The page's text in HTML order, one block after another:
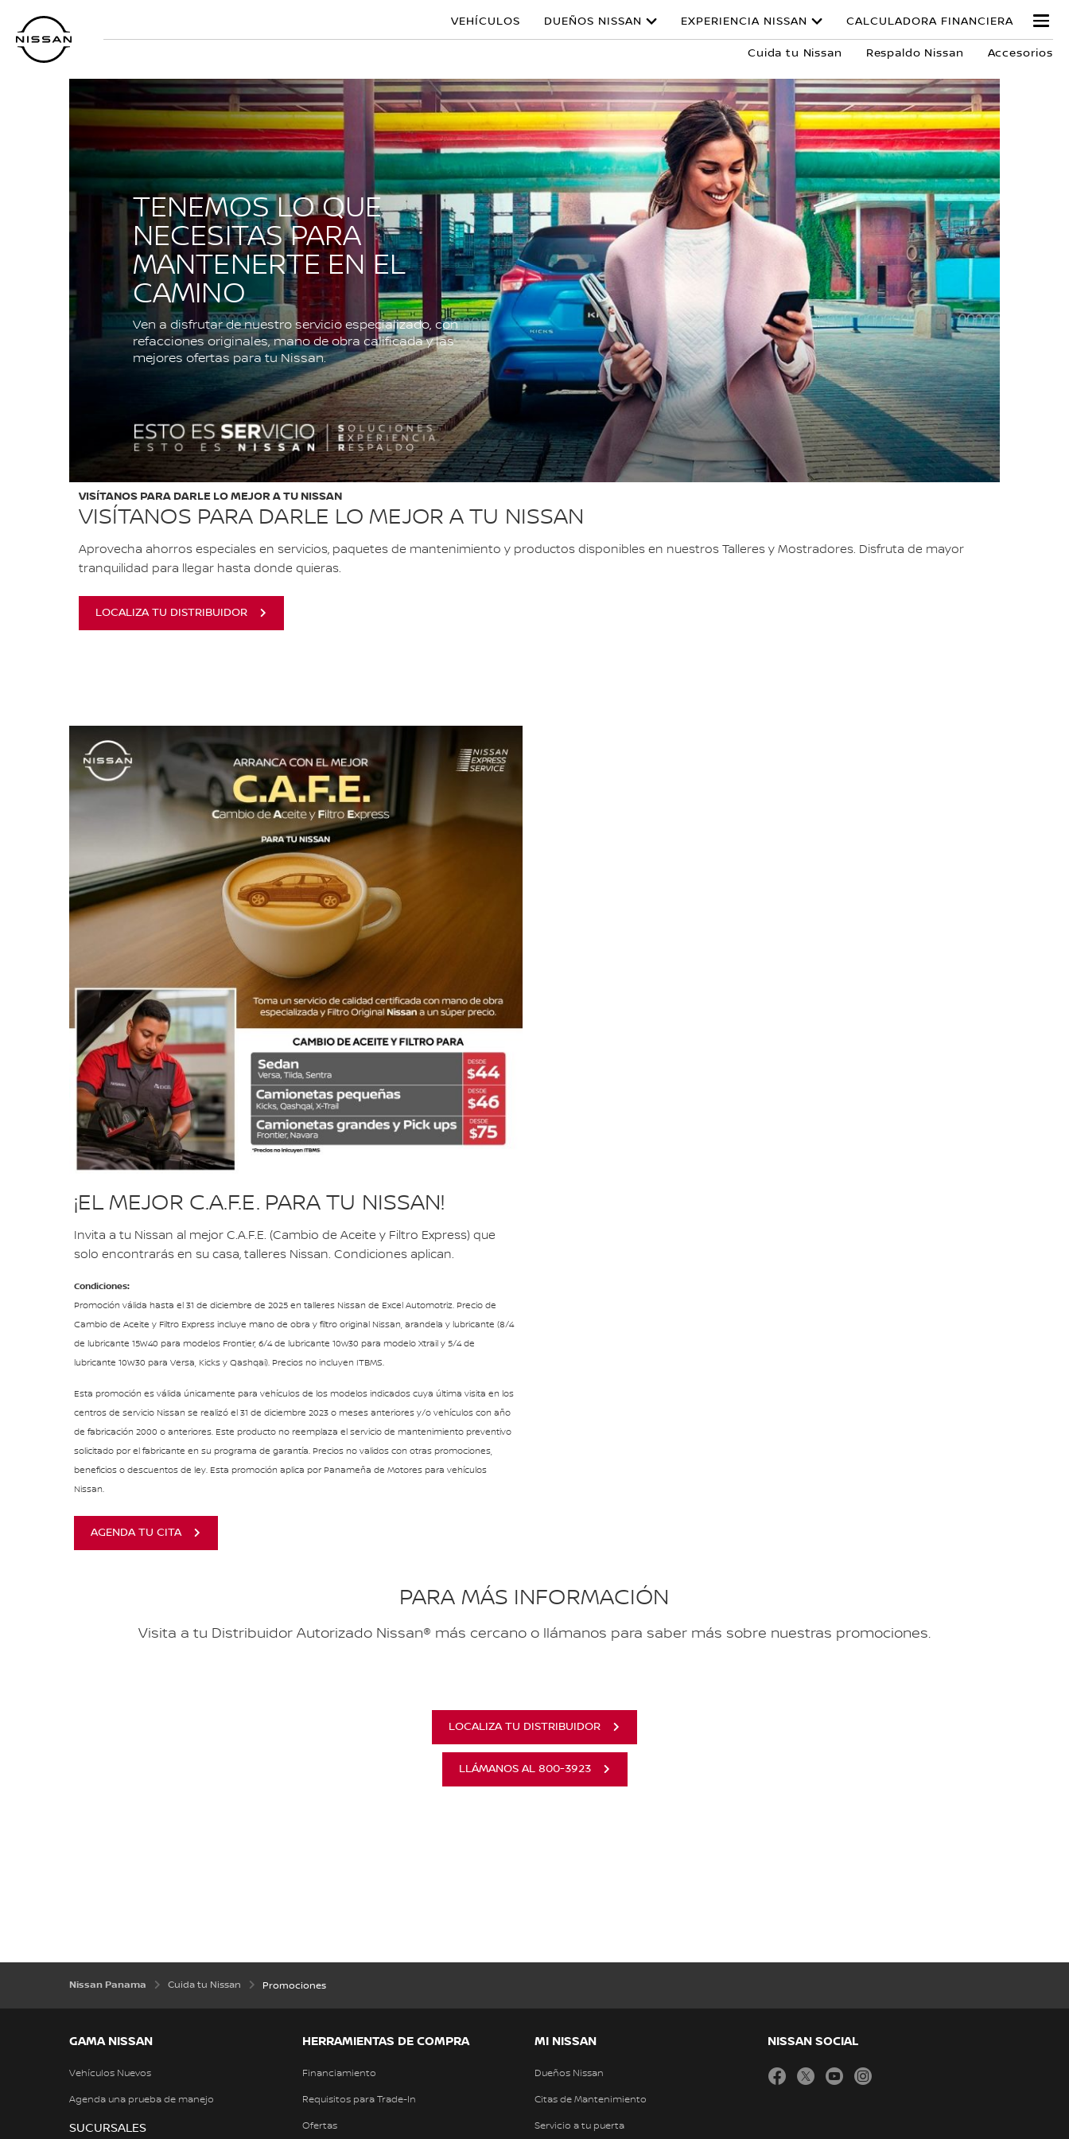
contenido
principal
VEHÍCULOS DUEÑOS NISSAN EXPERIENCIA NISSAN CALCULADORA FINANCIERA
Cuida tu Nissan Respaldo Nissan Accesorios
TENEMOS LO QUE
NECESITAS PARA
MANTENERTE EN EL
CAMINO
Ven a disfrutar de nuestro servicio especializado, con
refacciones originales, mano de obra calificada y las
mejores ofertas para tu Nissan.
VISÍTANOS PARA DARLE LO MEJOR A TU NISSAN
VISÍTANOS PARA DARLE LO MEJOR A TU NISSAN
Aprovecha ahorros especiales en servicios, paquetes de mantenimiento y productos disponibles en nuestros Talleres y Mostradores. Disfruta de mayor
tranquilidad para llegar hasta donde quieras.
LOCALIZA TU DISTRIBUIDOR
¡EL MEJOR C.A.F.E. PARA TU NISSAN!
Invita a tu Nissan al mejor C.A.F.E. (Cambio de Aceite y Filtro Express) que
solo encontrarás en su casa, talleres Nissan. Condiciones aplican.
Condiciones:
Promoción válida hasta el 31 de diciembre de 2025 en talleres Nissan de Excel Automotriz. Precio de
Cambio de Aceite y Filtro Express incluye mano de obra y filtro original Nissan, arandela y lubricante (8/4
de lubricante 15W40 para modelos Frontier, 6/4 de lubricante 10w30 para modelo Xtrail y 5/4 de
lubricante 10W30 para Versa, Kicks y Qashqai). Precios no incluyen ITBMS.
Esta promoción es válida únicamente para vehículos de los modelos indicados cuya última visita en los
centros de servicio Nissan se realizó el 31 de diciembre 2023 o meses anteriores y/o vehículos con año
de fabricación 2000 o anteriores. Este producto no reemplaza el servicio de mantenimiento preventivo
solicitado por el fabricante en su programa de garantía. Precios no validos con otras promociones,
beneficios o descuentos de ley. Esta promoción aplica por Panameña de Motores para vehículos
Nissan.
AGENDA TU CITA
PARA MÁS INFORMACIÓN
Visita a tu Distribuidor Autorizado Nissan® más cercano o llámanos para saber más sobre nuestras promociones.
LOCALIZA TU DISTRIBUIDOR
LLÁMANOS AL 800-3923
Nissan Panama Cuida tu Nissan Promociones
GAMA NISSAN
Vehículos Nuevos
Agenda una prueba de manejo
SUCURSALES
HERRAMIENTAS DE COMPRA
Financiamiento
Requisitos para Trade-In
Ofertas
MI NISSAN
Dueños Nissan
Citas de Mantenimiento
Servicio a tu puerta
NISSAN SOCIAL
facebooktwitteryoutubeinstagram